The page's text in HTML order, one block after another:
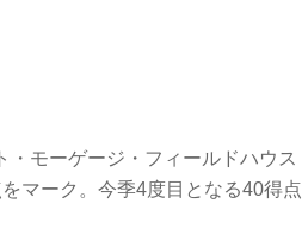
モーゲージ・フィールドハウス
マーク。今季4度目となる40得点